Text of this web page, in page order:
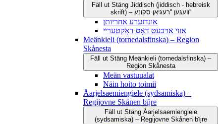
Fäll ut Stäng Jiddisch (jiddisch - hebreisk
skrift) – וועגען ''רעגיאן סקונע''
אונדזערע אַחריותן
אַזוי אַרבעט דאָס דאָקטערײַ
Meänkieli (tornedalsfinska) – Region
Skånesta
Fäll ut Stäng Meänkieli (tornedalsfinska) –
Region Skånesta
Meän vastuualat
Näin hoito toimii
Åarjelsaemiengiele (sydsamiska) –
Regijovne Skånen bïjre
Fäll ut Stäng Åarjelsaemiengiele
(sydsamiska) – Regijovne Skånen bïjre